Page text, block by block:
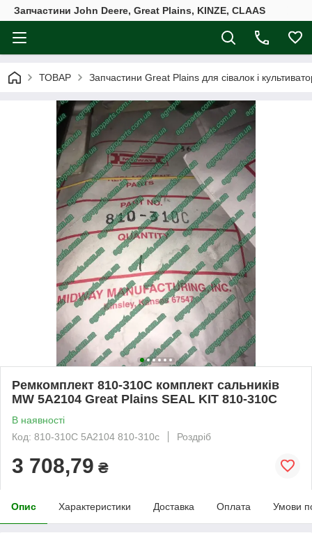
Запчастини John Deere, Great Plains, KINZE, CLAAS
ТОВАР Запчастини Great Plains для сівалок і
Ремкомплект 810-310C комплект сальників
MW 5A2104 Great Plains SEAL KIT 810-310С
В наявності
Код: 810-310C 5A2104 810-310с
Роздріб
3 708,79 ₴
Опис Характеристики Доставка Оплата Умови